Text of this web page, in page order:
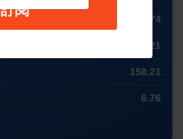
0.74
32.21
158.21
6.76
訂閱